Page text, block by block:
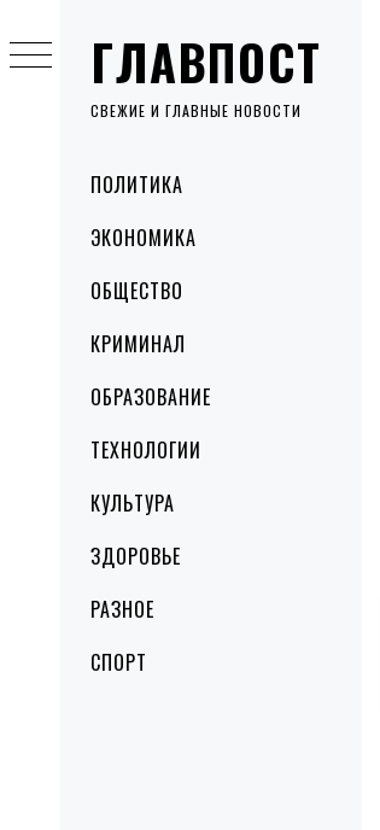
ГЛАВПОСТ
СВЕЖИЕ И ГЛАВНЫЕ НОВОСТИ
MenuПОЛИТИКА
ЭКОНОМИКА
ОБЩЕСТВО
КРИМИНАЛ
ОБРАЗОВАНИЕ
ТЕХНОЛОГИИ
КУЛЬТУРА
ЗДОРОВЬЕ
РАЗНОЕ
СПОРТ
to
content